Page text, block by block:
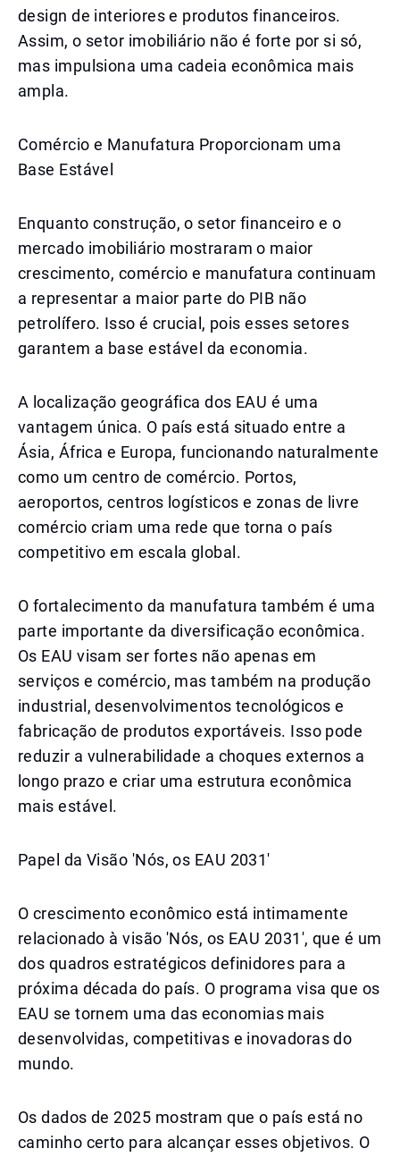
design de interiores e produtos financeiros.
Assim, o setor imobiliário não é forte por si só,
mas impulsiona uma cadeia econômica mais
ampla.
Comércio e Manufatura Proporcionam uma
Base Estável
Enquanto construção, o setor financeiro e o
mercado imobiliário mostraram o maior
crescimento, comércio e manufatura continuam
a representar a maior parte do PIB não
petrolífero. Isso é crucial, pois esses setores
garantem a base estável da economia.
A localização geográfica dos EAU é uma
vantagem única. O país está situado entre a
Ásia, África e Europa, funcionando naturalmente
como um centro de comércio. Portos,
aeroportos, centros logísticos e zonas de livre
comércio criam uma rede que torna o país
competitivo em escala global.
O fortalecimento da manufatura também é uma
parte importante da diversificação econômica.
Os EAU visam ser fortes não apenas em
serviços e comércio, mas também na produção
industrial, desenvolvimentos tecnológicos e
fabricação de produtos exportáveis. Isso pode
reduzir a vulnerabilidade a choques externos a
longo prazo e criar uma estrutura econômica
mais estável.
Papel da Visão 'Nós, os EAU 2031'
O crescimento econômico está intimamente
relacionado à visão 'Nós, os EAU 2031', que é um
dos quadros estratégicos definidores para a
próxima década do país. O programa visa que os
EAU se tornem uma das economias mais
desenvolvidas, competitivas e inovadoras do
mundo.
Os dados de 2025 mostram que o país está no
caminho certo para alcançar esses objetivos. O